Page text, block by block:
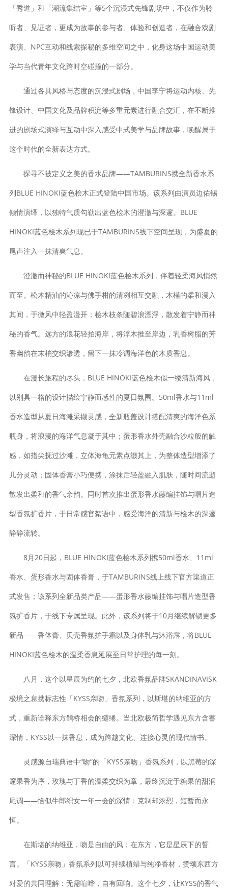
「秀道」和「潮流集结室」等5个沉浸式先锋剧场中，不仅作为聆
听者、见证者，更成为故事的参与者、体验和创造者，在融合戏剧
表演、NPC互动和线索探秘的多维空间之中，化身这场中国运动美
学与当代青年文化跨时空碰撞的一部分。
通过各具风格与态度的沉浸式剧场，中国李宁将运动内核、先
锋设计、中国文化及品牌积淀等多重元素进行融合交汇，在不断推
进的剧场式演绎与互动中深入感受中式美学与品牌故事，唤醒属于
这个时代的全新表达方式。
探寻不被定义之美的香水品牌——TAMBURINS携全新香水系
列BLUE HINOKI蓝色桧木正式登陆中国市场。该系列由演员边佑锡
倾情演绎，以独特气质勾勒出蓝色桧木的澄澈与深邃。BLUE
HINOKI蓝色桧木系列现已于TAMBURINS线下空间呈现，为盛夏的
尾声注入一抹清爽气息。
澄澈而神秘的BLUE HINOKI蓝色桧木系列，伴着轻柔海风悄然
而至。松木精油的沁凉与佛手柑的清冽相互交融，木槿的柔和漫入
其间，于微风中轻盈漫开；桧木枝条随碧浪漂浮，散发着宁静而神
秘的香气。远方的浪花轻拍海岸，将浮木推至岸边，乳香树脂的芳
香幽韵在末梢交织渗透，留下一抹冷调海洋色的木质香息。
在漫长旅程的尽头，BLUE HINOKI蓝色桧木似一缕清新海风，
以别具一格的设计描绘宁静而感性的夏日氛围。50ml香水与11ml
香水造型从夏日海滩采撷灵感，全新瓶盖设计搭配清爽的海洋色系
瓶身，将浪漫的海洋气息凝于其中；蛋形香水外壳融合沙粒般的触
感，如指尖抚过沙滩，立体海龟元素点缀其上，为整体造型增添了
几分灵动；固体香膏小巧便携，涂抹后轻盈融入肌肤，随时间流逝
散发出柔和的香气余韵。同时首次推出蛋形香水藤编挂饰与唱片造
型香氛扩香片，于日常感官絮语中，感受海洋的清新与桧木的深邃
静静流转。
8月20日起，BLUE HINOKI蓝色桧木系列携50ml香水、11ml
香水、蛋形香水与固体香膏，于TAMBURINS线上线下官方渠道正
式发售；该系列全新品类产品——蛋形香水藤编挂饰与唱片造型香
氛扩香片，于线下专属呈现。此外，该系列将于10月继续解锁更多
新品——香体膏、贝壳香氛护手霜以及身体乳与沐浴露，将BLUE
HINOKI蓝色桧木的温柔香息延展至日常护理的每一刻。
八月，这个以星辰为约的七夕，北欧香氛品牌SKANDINAVISK
极境之息携标志性「KYSS亲吻」香氛系列，以斯堪的纳维亚的方
式，重新诠释东方鹊桥相会的缱绻。当北欧极简哲学遇见东方含蓄
深情，KYSS以一抹香息，成为跨越文化、连接心灵的现代情书。
灵感源自瑞典语中“吻”的「KYSS亲吻」香氛系列，以黑莓的深
邃果香为序，玫瑰与丁香的温柔交织为章，最终沉淀于糖果的甜润
尾调——恰似牛郎织女一年一会的深情：克制却浓烈，短暂而永
恒。
在斯堪的纳维亚，吻是自由的风；在东方，它是星辰下的誓
言。「KYSS亲吻」香氛系列以可持续植蜡与纯净香材，赞颂东西方
对爱的共同理解：无需喧哗，自有回响。这个七夕，让KYSS的香气